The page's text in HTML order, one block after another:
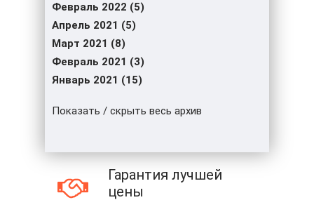
Февраль 2022 (5)
Апрель 2021 (5)
Март 2021 (8)
Февраль 2021 (3)
Январь 2021 (15)
Показать / скрыть весь архив
Гарантия лучшей
цены